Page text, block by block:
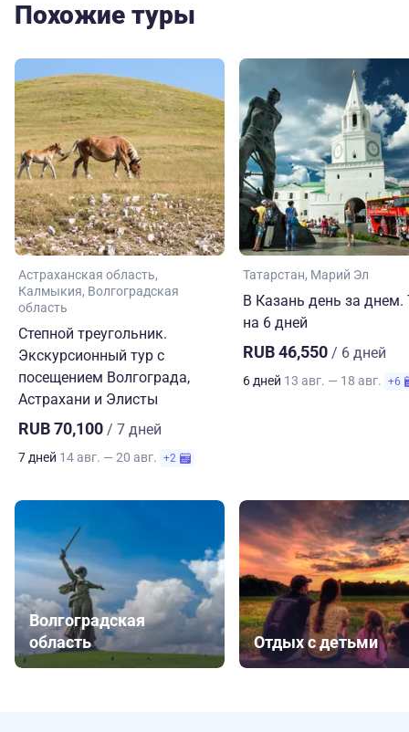
Похожие туры
Астраханская область
Калмыкия Волгоградская
область
Степной треугольник.
Экскурсионный тур с
посещением Волгограда,
Астрахани и Элисты
RUB 70,100 / 7 дней
7 дней 14 авг. — 20 авг. +2
Татарстан Марий Эл
В Казань день за днем.
на 6 дней
RUB 46,550 / 6 дней
6 дней 13 авг. — 18 авг. +6
Волгоградская
область
Отдых с детьми